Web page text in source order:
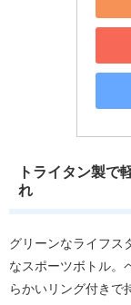
トライタン製で
れ
グリーンなライフス
なスポーツボトル。
らかいリング付きで